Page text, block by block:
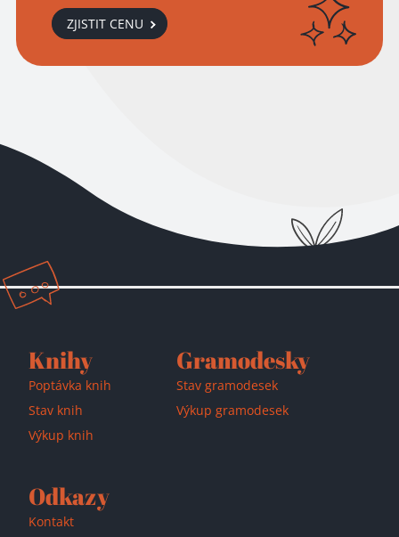
ZJISTIT CENU
Knihy
Poptávka knih
Stav knih
Výkup knih
Gramodesky
Stav gramodesek
Výkup gramodesek
Odkazy
Kontakt